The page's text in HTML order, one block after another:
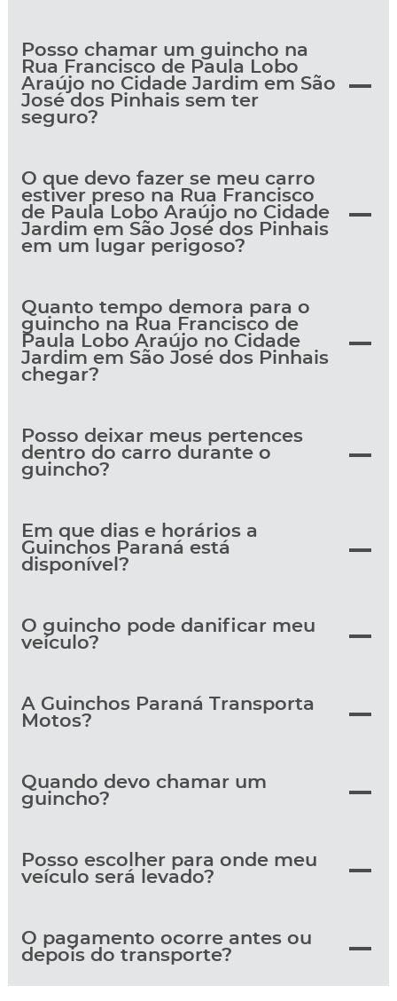
Posso chamar um guincho na
Rua Francisco de Paula Lobo
Araújo no Cidade Jardim em São
José dos Pinhais sem ter
seguro?
O que devo fazer se meu carro
estiver preso na Rua Francisco
de Paula Lobo Araújo no Cidade
Jardim em São José dos Pinhais
em um lugar perigoso?
Quanto tempo demora para o
guincho na Rua Francisco de
Paula Lobo Araújo no Cidade
Jardim em São José dos Pinhais
chegar?
Posso deixar meus pertences
dentro do carro durante o
guincho?
Em que dias e horários a
Guinchos Paraná está
disponível?
O guincho pode danificar meu
veículo?
A Guinchos Paraná Transporta
Motos?
Quando devo chamar um
guincho?
Posso escolher para onde meu
veículo será levado?
O pagamento ocorre antes ou
depois do transporte?